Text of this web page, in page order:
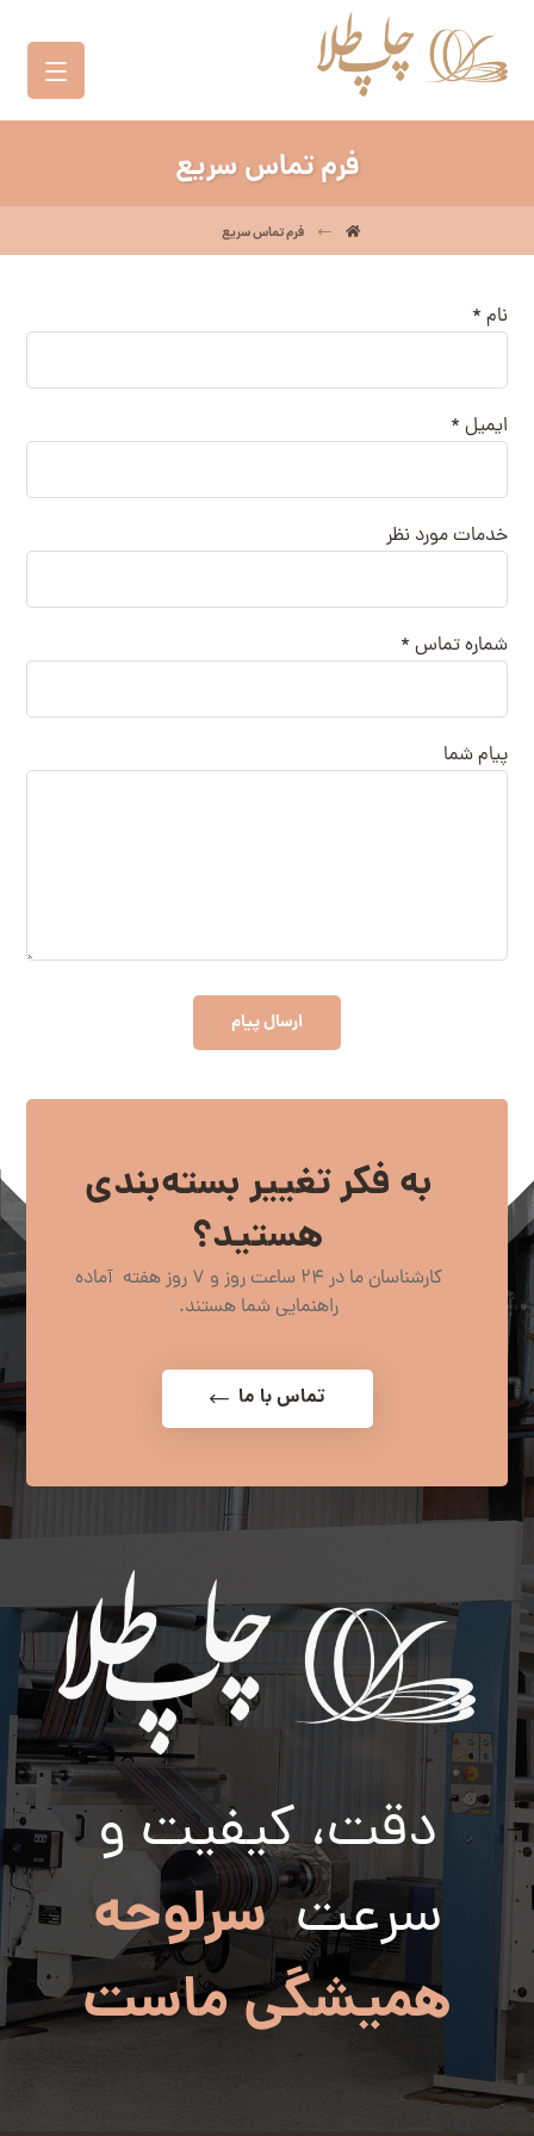
فرم تماس سریع
فرم تماس سریع
نام *
ایمیل *
خدمات مورد نظر
شماره تماس *
پیام شما
ارسال پیام
به فکر تغییر بسته‌بندی
هستید؟
کارشناسان ما در 24 ساعت روز و 7 روز هفته آماده
راهنمایی شما هستند.
تماس با ما
دقت، کیفیت و
سرعتسرلوحه
همیشگی ماست